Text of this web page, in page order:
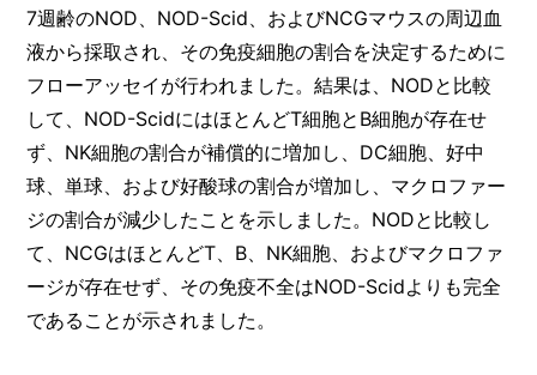
7週齢のNOD、NOD-Scid、およびNCGマウスの周辺血
液から採取され、その免疫細胞の割合を決定するために
フローアッセイが行われました。結果は、NODと比較
して、NOD-ScidにはほとんどT細胞とB細胞が存在せ
ず、NK細胞の割合が補償的に増加し、DC細胞、好中
球、単球、および好酸球の割合が増加し、マクロファー
ジの割合が減少したことを示しました。NODと比較し
て、NCGはほとんどT、B、NK細胞、およびマクロファ
ージが存在せず、その免疫不全はNOD-Scidよりも完全
であることが示されました。